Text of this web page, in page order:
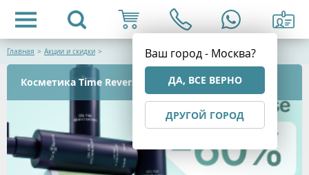
Ваш город - Москва?
ДА, ВСЕ ВЕРНО
ДРУГОЙ ГОРОД
Главная > Акции и скидки >
Косметика Time Reverse со скидками до 60%